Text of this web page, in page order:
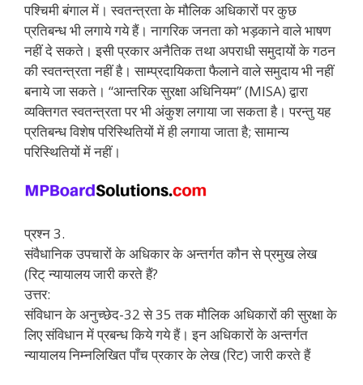
पश्चिमी बंगाल में। स्वतन्त्रता के मौलिक अधिकारों पर कुछ
प्रतिबन्ध भी लगाये गये हैं। नागरिक जनता को भड़काने वाले भाषण
नहीं दे सकते। इसी प्रकार अनैतिक तथा अपराधी समुदायों के गठन
की स्वतन्त्रता नहीं है। साम्प्रदायिकता फैलाने वाले समुदाय भी नहीं
बनाये जा सकते। “आन्तरिक सुरक्षा अधिनियम” (MISA) द्वारा
व्यक्तिगत स्वतन्त्रता पर भी अंकुश लगाया जा सकता है। परन्तु यह
प्रतिबन्ध विशेष परिस्थितियों में ही लगाया जाता है; सामान्य
परिस्थितियों में नहीं।
प्रश्न 3.
संवैधानिक उपचारों के अधिकार के अन्तर्गत कौन से प्रमुख लेख
(रिट् न्यायालय जारी करते हैं?
उत्तर:
संविधान के अनुच्छेद-32 से 35 तक मौलिक अधिकारों की सुरक्षा के
लिए संविधान में प्रबन्ध किये गये हैं। इन अधिकारों के अन्तर्गत
न्यायालय निम्नलिखित पाँच प्रकार के लेख (रिट) जारी करते हैं